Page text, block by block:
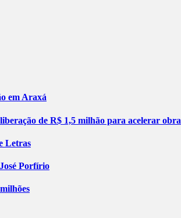
em Araxá
de R$ 1,5 milhão para acelerar obra
Letras
Porfírio